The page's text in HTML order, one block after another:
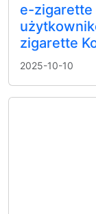
e-zigarette
zigarette
2025-10-10